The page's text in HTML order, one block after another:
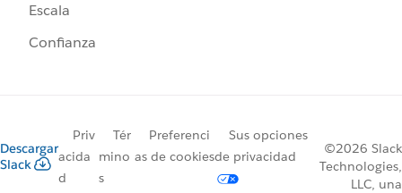
Escala
Confianza
Descargar
Slack
Priv
acida
d
Tér
mino
s
Preferenci
as de cookies
Sus opciones
de privacidad
©2026 Slack
Technologies,
LLC, una